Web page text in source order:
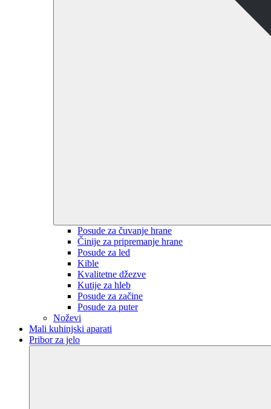
Posude za čuvanje hrane
Činije za pripremanje hrane
Posude za led
Kible
Kvalitetne džezve
Kutije za hleb
Posude za začine
Posude za puter
Noževi
Mali kuhinjski aparati
Pribor za jelo